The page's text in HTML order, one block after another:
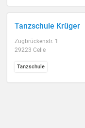
Tanzschule Krüger
Zugbrückenstr. 1
29223 Celle
Tanzschule